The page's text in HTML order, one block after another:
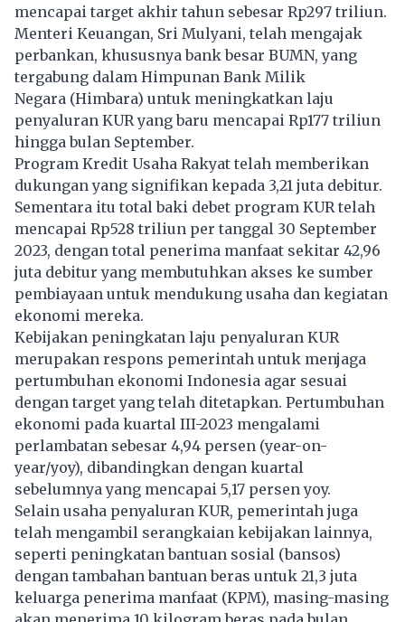
mencapai target akhir tahun sebesar Rp297 triliun.
Menteri Keuangan, Sri Mulyani, telah mengajak
perbankan, khususnya bank besar BUMN, yang
tergabung dalam Himpunan Bank Milik
Negara (Himbara) untuk meningkatkan laju
penyaluran KUR yang baru mencapai Rp177 triliun
hingga bulan September.
Program Kredit Usaha Rakyat telah memberikan
dukungan yang signifikan kepada 3,21 juta debitur.
Sementara itu total baki debet program KUR telah
mencapai Rp528 triliun per tanggal 30 September
2023, dengan total penerima manfaat sekitar 42,96
juta debitur yang membutuhkan akses ke sumber
pembiayaan untuk mendukung usaha dan kegiatan
ekonomi mereka.
Kebijakan peningkatan laju penyaluran KUR
merupakan respons pemerintah untuk menjaga
pertumbuhan ekonomi Indonesia agar sesuai
dengan target yang telah ditetapkan. Pertumbuhan
ekonomi pada kuartal III-2023 mengalami
perlambatan sebesar 4,94 persen (year-on-
year/yoy), dibandingkan dengan kuartal
sebelumnya yang mencapai 5,17 persen yoy.
Selain usaha penyaluran KUR, pemerintah juga
telah mengambil serangkaian kebijakan lainnya,
seperti peningkatan bantuan sosial (bansos)
dengan tambahan bantuan beras untuk 21,3 juta
keluarga penerima manfaat (KPM), masing-masing